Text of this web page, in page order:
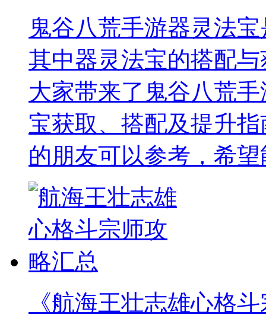
鬼谷八荒手游器灵法
其中器灵法宝的搭配
大家带来了鬼谷八荒
宝获取、搭配及提升
的朋友可以参考，希
《航海王壮志雄心格